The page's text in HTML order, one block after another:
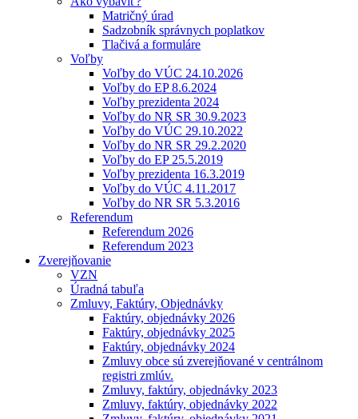
Matričný úrad
Sadzobník správnych poplatkov
Tlačivá a formuláre
Voľby
Voľby do VÚC 24.10.2026
Voľby do EP 8.6.2024
Voľby prezidenta 2024
Voľby do NR SR 30.9.2023
Voľby do VÚC 29.10.2022
Voľby do NR SR 29.2.2020
Voľby do EP 25.5.2019
Voľby prezidenta 16.3.2019
Voľby do VÚC 4.11.2017
Voľby do NR SR 5.3.2016
Referendum
Referendum 2026
Referendum 2023
Zverejňovanie
VZN
Úradná tabuľa
Zmluvy, Faktúry, Objednávky
Faktúry, objednávky 2026
Faktúry, objednávky 2025
Faktúry, objednávky 2024
Zmluvy obce sú zverejňované v centrálnom
registri zmlúv.
Zmluvy, faktúry, objednávky 2023
Zmluvy, faktúry, objednávky 2022